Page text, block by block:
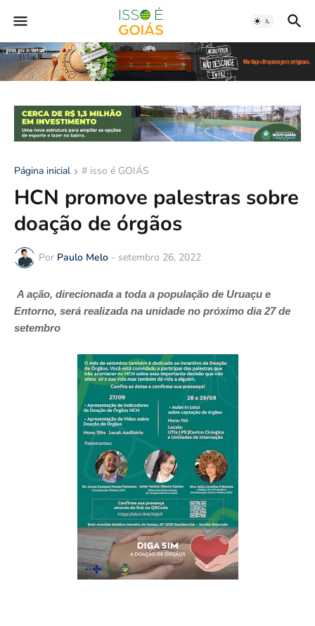
Página inicial # isso é GOIÁS
HCN promove palestras sobre
doação de órgãos
Por Paulo Melo - setembro 26, 2022
A ação, direcionada a toda a população de Uruaçu e
Entorno, será realizada na unidade no próximo dia 27 de
setembro